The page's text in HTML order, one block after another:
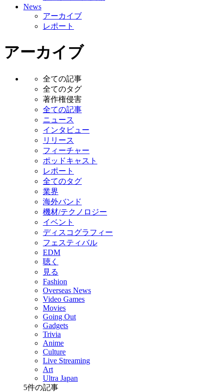
News
アーカイブ
レポート
アーカイブ
全ての記事
全てのタグ
著作権侵害
全ての記事
ニュース
インタビュー
リリース
フィーチャー
ポッドキャスト
レポート
全てのタグ
業界
海外バンド
機材/テクノロジー
イベント
ディスコグラフィー
フェスティバル
EDM
聴く
見る
Fashion
Overseas News
Video Games
Movies
Going Out
Gadgets
Trivia
Anime
Culture
Live Streaming
Art
Ultra Japan
5件の記事